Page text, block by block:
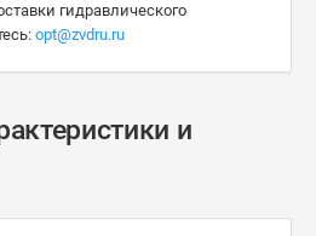
гидравлического
opt@zvdru.ru
и